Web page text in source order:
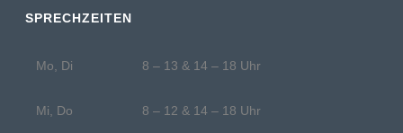
SPRECHZEITEN
Mo, Di 8 – 13 & 14 – 18 Uhr
Mi, Do 8 – 12 & 14 – 18 Uhr